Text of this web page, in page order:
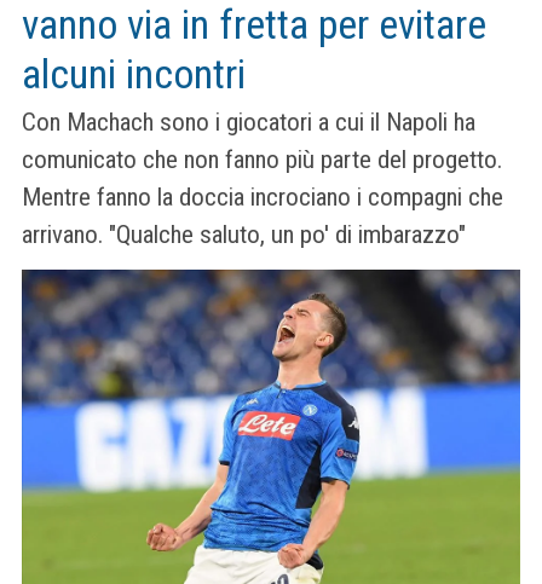
vanno via in fretta per evitare
alcuni incontri
Con Machach sono i giocatori a cui il Napoli ha
comunicato che non fanno più parte del progetto.
Mentre fanno la doccia incrociano i compagni che
arrivano. "Qualche saluto, un po' di imbarazzo"